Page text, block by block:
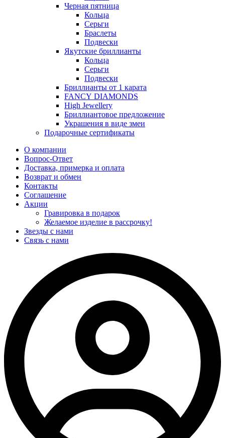
Черная пятница
Кольца
Серьги
Браслеты
Подвески
Якутские бриллианты
Кольца
Серьги
Подвески
Бриллианты от 1 карата
FANCY DIAMONDS
High Jewellery
Бриллиантовое предложение
Украшения в виде змеи
Подарочные сертификаты
О компании
Вопрос-Ответ
Доставка, примерка и оплата
Возврат и обмен
Контакты
Соглашение
Акции
Гравировка в подарок
Желаемое изделие в рассрочку!
Звезды с нами
Связь с нами